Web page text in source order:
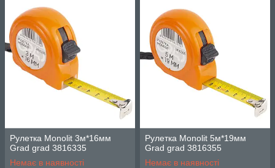
Рулетка Monolit 3м*16мм
Grad grad 3816335
Немає в наявності
Рулетка Monolit 5м*19мм
Grad grad 3816355
Немає в наявності